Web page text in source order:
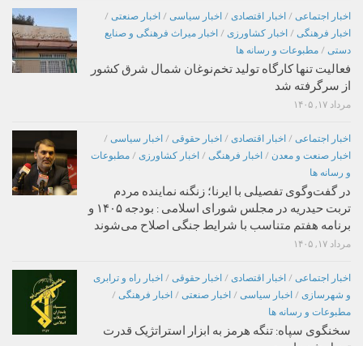
اخبار اجتماعی / اخبار اقتصادی / اخبار سیاسی / اخبار صنعتی /
اخبار فرهنگی / اخبار کشاورزی / اخبار میراث فرهنگی و صنایع
دستی / مطبوعات و رسانه ها
فعالیت تنها کارگاه تولید تخم‌نوغان شمال شرق کشور
از سرگرفته شد
مرداد ۱۷, ۱۴۰۵
اخبار اجتماعی / اخبار اقتصادی / اخبار حقوقی / اخبار سیاسی /
اخبار صنعت و معدن / اخبار فرهنگی / اخبار کشاورزی / مطبوعات
و رسانه ها
در گفت‌وگوی تفصیلی با ایرنا؛ زنگنه نماینده مردم
تربت حیدریه در مجلس شورای اسلامی : بودجه ۱۴۰۵ و
برنامه هفتم متناسب با شرایط جنگی اصلاح می‌شوند
مرداد ۱۷, ۱۴۰۵
اخبار اجتماعی / اخبار اقتصادی / اخبار حقوقی / اخبار راه و ترابری
و شهرسازی / اخبار سیاسی / اخبار صنعتی / اخبار فرهنگی /
مطبوعات و رسانه ها
سخنگوی سپاه: تنگه هرمز به ابزار استراتژیک قدرت